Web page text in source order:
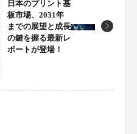
日本のプリント基
板市場、2031年
までの展望と成長
の鍵を握る最新レ
ポートが登場！